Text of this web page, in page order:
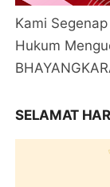
Kami
Hukum
SELAMAT